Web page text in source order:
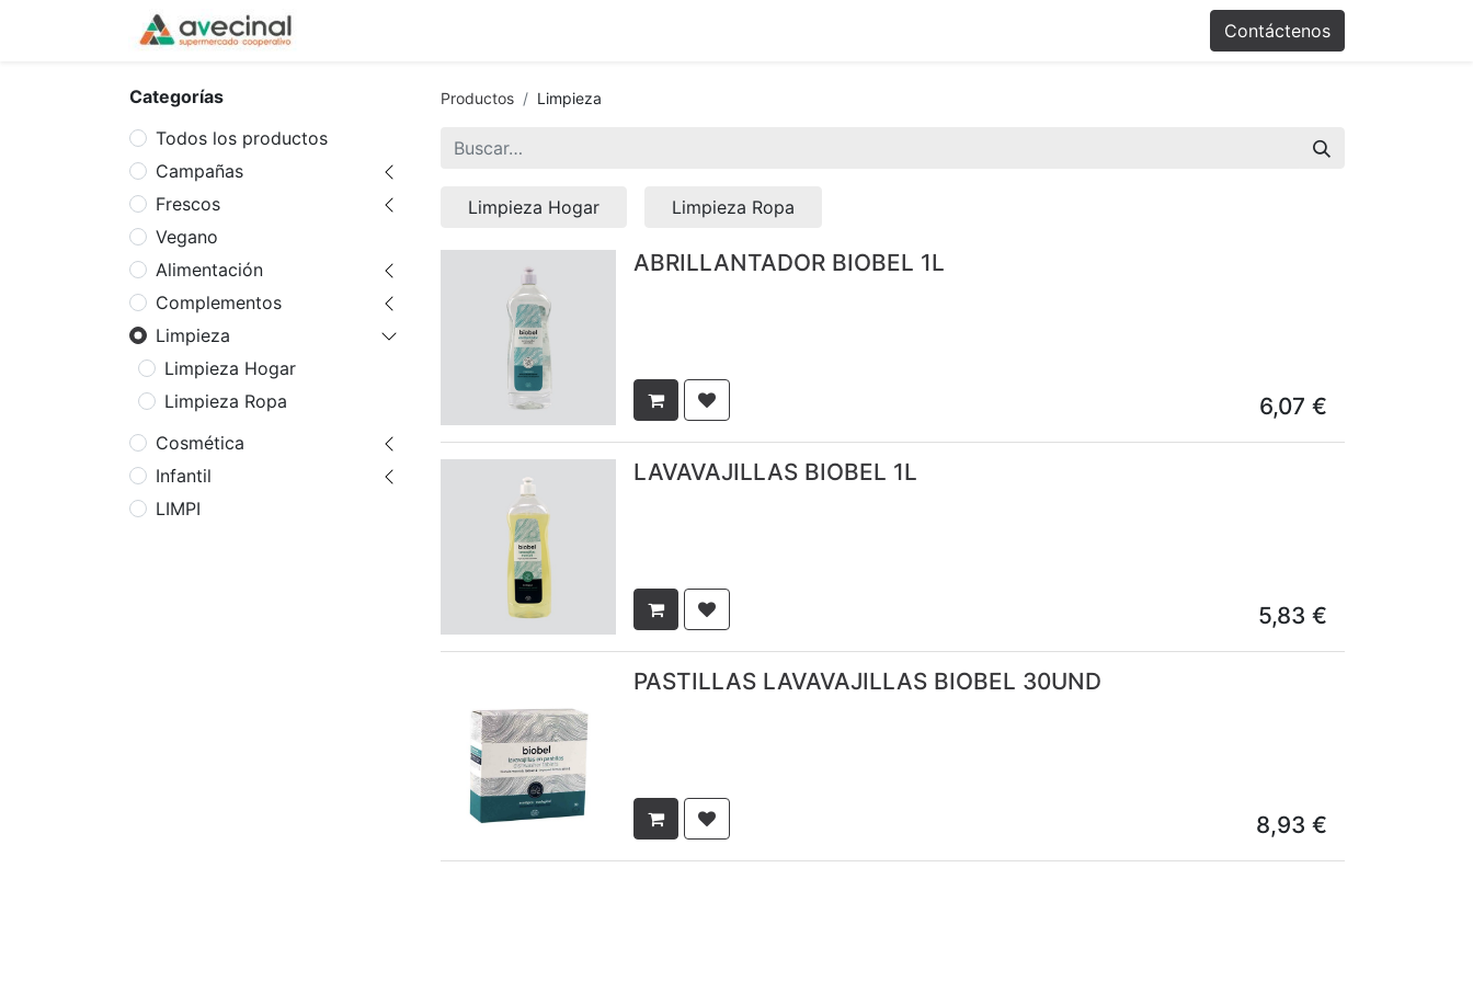
Contáctenos
Categorías
Todos los productos
Campañas
Frescos
Vegano
Alimentación
Complementos
Limpieza
Limpieza Hogar
Limpieza Ropa
Cosmética
Infantil
LIMPI
Productos Limpieza
Limpieza Hogar Limpieza Ropa
ABRILLANTADOR BIOBEL 1L
6,07 €
LAVAVAJILLAS BIOBEL 1L
5,83 €
PASTILLAS LAVAVAJILLAS BIOBEL 30UND
8,93 €